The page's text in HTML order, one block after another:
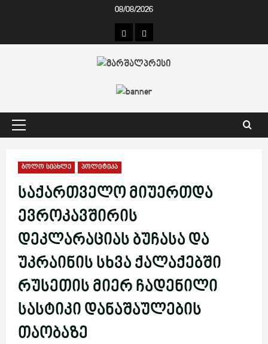
08/08/2026
კონტაქტი
ჩვენ
Primary
ბოლო სიახლე პოლიტიკა
საქართველო მიუერთდა
ევროკავშირის
დეკლარაციას ბუჩასა და
უკრაინის სხვა ქალაქებში
რუსეთის მიერ ჩადენილი
სასტიკი დანაშაულების
თაობაზე